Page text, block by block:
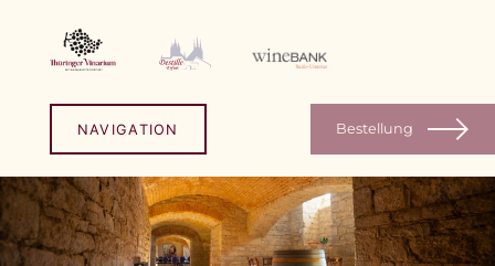
Bestellung
NAVIGATION